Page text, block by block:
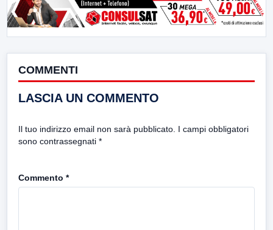
COMMENTI
LASCIA UN COMMENTO
Il tuo indirizzo email non sarà pubblicato. I campi obbligatori
sono contrassegnati *
Commento *